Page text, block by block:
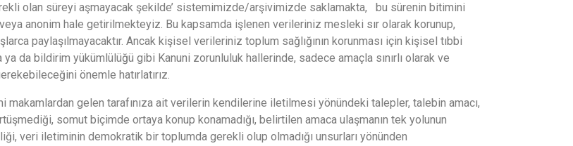
olan süreyi aşmayacak şekilde’ sistemimizde/arşivimizde saklamakta, bu sürenin bitimini
anonim hale getirilmekteyiz. Bu kapsamda işlenen verileriniz mesleki sır olarak korunup,
paylaşılmayacaktır. Ancak kişisel verileriniz toplum sağlığının korunması için kişisel tıbbi
ya da bildirim yükümlülüğü gibi Kanuni zorunluluk hallerinde, sadece amaçla sınırlı olarak ve
önemle hatırlatırız.
gelen tarafınıza ait verilerin kendilerine iletilmesi yönündeki talepler, talebin amacı,
somut biçimde ortaya konup konamadığı, belirtilen amaca ulaşmanın tek yolunun
veri iletiminin demokratik bir toplumda gerekli olup olmadığı unsurları yönünden